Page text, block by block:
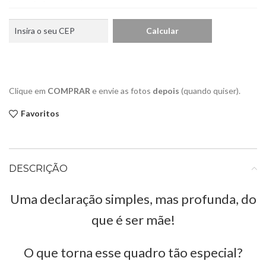
Clique em COMPRAR e envie as fotos depois (quando quiser).
Favoritos
DESCRIÇÃO
Uma declaração simples, mas profunda, do
que é ser mãe!
O que torna esse quadro tão especial?